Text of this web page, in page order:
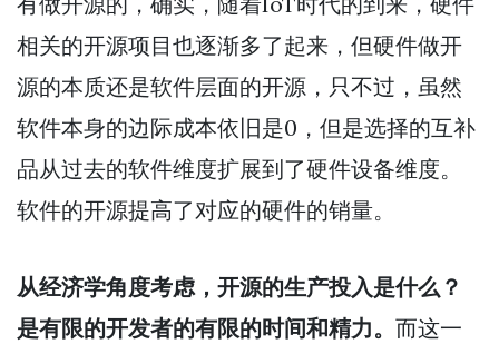
相关的开源项目也逐渐多了起来，但硬件做开
源的本质还是软件层面的开源，只不过，虽然
软件本身的边际成本依旧是0，但是选择的互补
品从过去的软件维度扩展到了硬件设备维度。
软件的开源提高了对应的硬件的销量。
从经济学角度考虑，开源的生产投入是什么？
是有限的开发者的有限的时间和精力。 而这一